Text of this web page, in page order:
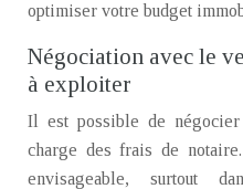
optimiser votre budget
Négociation avec le
à exploiter
Il est possible de
charge des frais de
envisageable, surtout